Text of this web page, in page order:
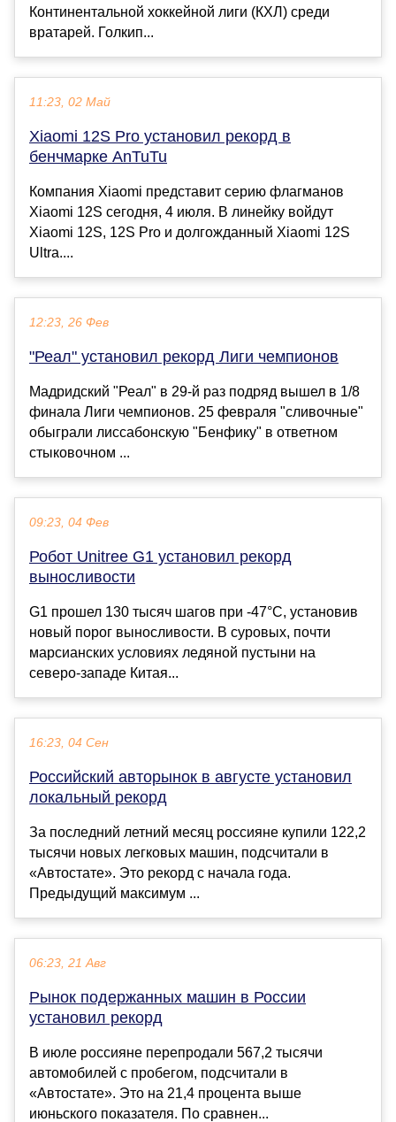
Континентальной хоккейной лиги (КХЛ) среди
вратарей. Голкип...
11:23, 02 Май
Xiaomi 12S Pro установил рекорд в
бенчмарке AnTuTu
Компания Xiaomi представит серию флагманов
Xiaomi 12S сегодня, 4 июля. В линейку войдут
Xiaomi 12S, 12S Pro и долгожданный Xiaomi 12S
Ultra....
12:23, 26 Фев
"Реал" установил рекорд Лиги чемпионов
Мадридский "Реал" в 29-й раз подряд вышел в 1/8
финала Лиги чемпионов. 25 февраля "сливочные"
обыграли лиссабонскую "Бенфику" в ответном
стыковочном ...
09:23, 04 Фев
Робот Unitree G1 установил рекорд
выносливости
G1 прошел 130 тысяч шагов при -47°C, установив
новый порог выносливости. В суровых, почти
марсианских условиях ледяной пустыни на
северо-западе Китая...
16:23, 04 Сен
Российский авторынок в августе установил
локальный рекорд
За последний летний месяц россияне купили 122,2
тысячи новых легковых машин, подсчитали в
«Автостате». Это рекорд с начала года.
Предыдущий максимум ...
06:23, 21 Авг
Рынок подержанных машин в России
установил рекорд
В июле россияне перепродали 567,2 тысячи
автомобилей с пробегом, подсчитали в
«Автостате». Это на 21,4 процента выше
июньского показателя. По сравнен...